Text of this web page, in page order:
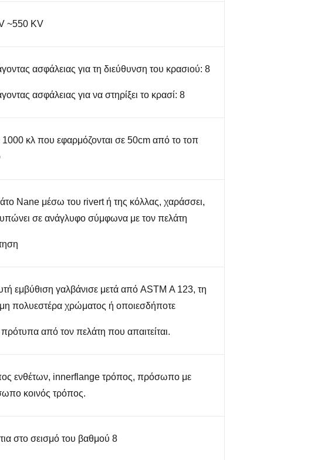
~550 KV
ασφάλειας για τη διεύθυνση του κρασιού: 8
ασφάλειας για να στηρίξει το κρασί: 8
κλ που εφαρμόζονται σε 50cm από το τοπ
Nane μέσω του rivert ή της κόλλας, χαράσσει,
σε ανάγλυφο σύμφωνα με τον πελάτη
εμβύθιση γαλβάνισε μετά από ASTM Α 123, τη
πολυεστέρα χρώματος ή οποιεσδήποτε
από τον πελάτη που απαιτείται.
ενθέτων, innerflange τρόπος, πρόσωπο με
κοινός τρόπος.
στο σεισμό του βαθμού 8